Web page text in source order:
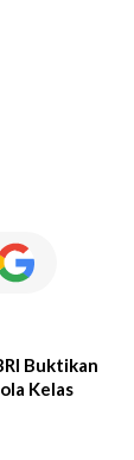
Buktikan
Kelas